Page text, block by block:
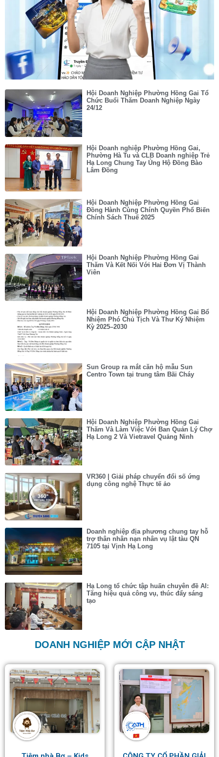
Hội Doanh Nghiệp Phường Hồng Gai Tổ
Chức Buổi Thăm Doanh Nghiệp Ngày
24/12
Hội Doanh nghiệp Phường Hồng Gai,
Phường Hà Tu và CLB Doanh nghiệp Trẻ
Hạ Long Chung Tay Ủng Hộ Đồng Bào
Lâm Đồng
Hội Doanh Nghiệp Phường Hồng Gai
Đồng Hành Cùng Chính Quyền Phổ Biến
Chính Sách Thuế 2025
Hội Doanh Nghiệp Phường Hồng Gai
Thăm Và Kết Nối Với Hai Đơn Vị Thành
Viên
Hội Doanh Nghiệp Phường Hồng Gai Bổ
Nhiệm Phó Chủ Tịch Và Thư Ký Nhiệm
Kỳ 2025–2030
Sun Group ra mắt căn hộ mẫu Sun
Centro Town tại trung tâm Bãi Cháy
Hội Doanh Nghiệp Phường Hồng Gai
Thăm Và Làm Việc Với Ban Quản Lý Chợ
Hạ Long 2 Và Vietravel Quảng Ninh
VR360 | Giải pháp chuyển đổi số ứng
dụng công nghệ Thực tế ảo
Doanh nghiệp địa phương chung tay hỗ
trợ thân nhân nạn nhân vụ lật tàu QN
7105 tại Vịnh Hạ Long
Hạ Long tổ chức tập huấn chuyên đề AI:
Tăng hiệu quả công vụ, thúc đẩy sáng
tạo
DOANH NGHIỆP MỚI CẬP NHẬT